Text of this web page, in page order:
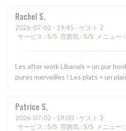
Rachel S
2026-07-02 - 19:45 - ゲスト 2
サービス : 5/5 雰囲気 : 5/5 メニュー :
Les after work Libanais = un pur
pures merveilles ! Les plats = un
Patrice S
2026-07-02 - 19:00 - ゲスト 2
サービス : 5/5 雰囲気 : 5/5 メニュー :